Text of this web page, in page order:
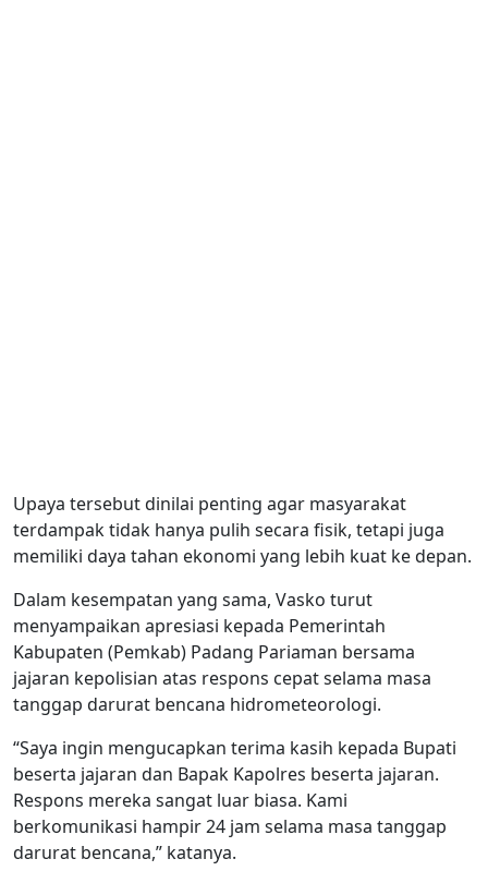
Upaya tersebut dinilai penting agar masyarakat
terdampak tidak hanya pulih secara fisik, tetapi juga
memiliki daya tahan ekonomi yang lebih kuat ke depan.
Dalam kesempatan yang sama, Vasko turut
menyampaikan apresiasi kepada Pemerintah
Kabupaten (Pemkab) Padang Pariaman bersama
jajaran kepolisian atas respons cepat selama masa
tanggap darurat bencana hidrometeorologi.
“Saya ingin mengucapkan terima kasih kepada Bupati
beserta jajaran dan Bapak Kapolres beserta jajaran.
Respons mereka sangat luar biasa. Kami
berkomunikasi hampir 24 jam selama masa tanggap
darurat bencana,” katanya.